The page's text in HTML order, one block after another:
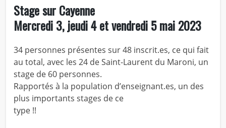
Stage sur Cayenne
Mercredi 3, jeudi 4 et vendredi 5 mai 2023
34 personnes présentes sur 48 inscrit.es, ce qui fait
au total, avec les 24 de Saint-Laurent du Maroni, un
stage de 60 personnes.
Rapportés à la population d’enseignant.es, un des
plus importants stages de ce
type !!